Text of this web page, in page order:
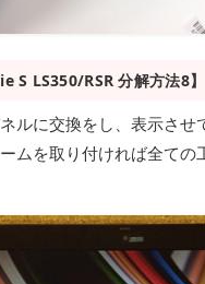
S LS350/RSR 分解方法8】
ルに交換をし、表示させ
ムを取り付ければ全ての